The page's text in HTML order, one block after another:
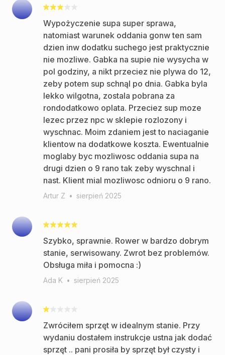
Wypożyczenie supa super sprawa,
natomiast warunek oddania gonw ten sam
dzien inw dodatku suchego jest praktycznie
nie mozliwe. Gabka na supie nie wysycha w
pol godziny, a nikt przeciez nie plywa do 12,
zeby potem sup schnąl po dnia. Gabka byla
lekko wilgotna, zostala pobrana za
rondodatkowo oplata. Przeciez sup moze
lezec przez npc w sklepie rozlozony i
wyschnac. Moim zdaniem jest to naciaganie
klientow na dodatkowe koszta. Ewentualnie
moglaby byc mozliwosc oddania supa na
drugi dzien o 9 rano tak zeby wyschnal i
nast. Klient mial mozliwosc odnioru o 9 rano.
Artur Z • sierpień 2025
Szybko, sprawnie. Rower w bardzo dobrym
stanie, serwisowany. Zwrot bez problemów.
Obsługa miła i pomocna :)
Ada K • sierpień 2025
Zwróciłem sprzęt w idealnym stanie. Przy
wydaniu dostałem instrukcje ustna jak dodać
sprzęt .. pani prosiła by sprzęt był czysty i